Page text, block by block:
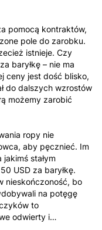
pomocą kontraktów,
pole do zarobku.
istnieje. Czy
baryłkę – nie ma
ceny jest dość blisko,
do dalszych wzrostów
możemy zarobić
ropy nie
aby pęcznieć. Im
stałym
USD za baryłkę.
nieskończoność, bo
na potęgę
to
odwierty i…